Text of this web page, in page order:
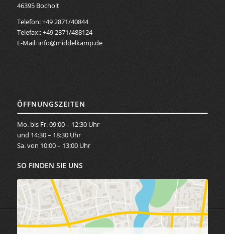
46395 Bocholt
Telefon: +49 2871/40844
Telefax:: +49 2871/488124
E-Mail: info@middelkamp.de
ÖFFNUNGSZEITEN
Mo. bis Fr. 09:00 – 12:30 Uhr
und 14:30 – 18:30 Uhr
Sa. von 10:00 – 13:00 Uhr
SO FINDEN SIE UNS